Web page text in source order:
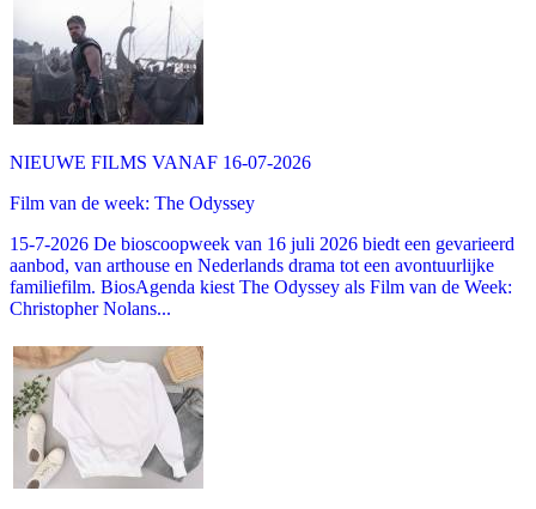
NIEUWE FILMS VANAF 16-07-2026
Film van de week: The Odyssey
15-7-2026 De bioscoopweek van 16 juli 2026 biedt een gevarieerd
aanbod, van arthouse en Nederlands drama tot een avontuurlijke
familiefilm. BiosAgenda kiest The Odyssey als Film van de Week:
Christopher Nolans...